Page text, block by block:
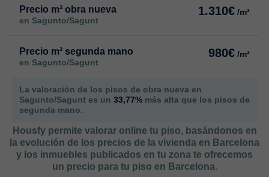
Precio m² obra nueva
en Sagunto/Sagunt
1.310€ /m²
Precio m² segunda mano
en Sagunto/Sagunt
980€ /m²
La valoración de los pisos de obra nueva en
Sagunto/Sagunt es un 33,77% más alta que los pisos de
segunda mano.
Housfy permite valorar online tu piso, basándonos en
la evolución de los precios de la vivienda en Barcelona
y los inmuebles publicados en tu zona te ofrecemos
un precio para tu piso en Barcelona.